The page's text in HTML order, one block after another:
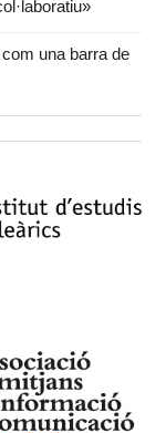
una barra de